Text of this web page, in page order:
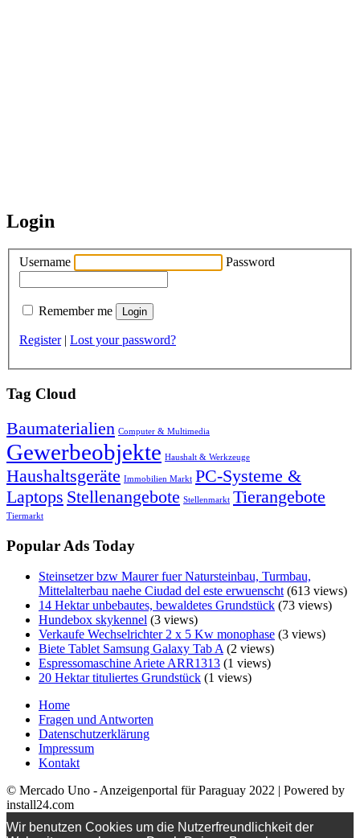
Login
Username Password
Remember me
Register| Lost your password?
Tag Cloud
Baumaterialien Computer & Multimedia
Gewerbeobjekte Haushalt & Werkzeuge
Haushaltsgeräte Immobilien Markt PC-Systeme &
Laptops Stellenangebote Stellenmarkt Tierangebote
Tiermarkt
Popular Ads Today
Steinsetzer bzw Maurer fuer Natursteinbau, Turmbau,
Mittelalterbau naehe Ciudad del este erwuenscht (613 views)
14 Hektar unbebautes, bewaldetes Grundstück (73 views)
Hundebox skykennel (3 views)
Verkaufe Wechselrichter 2 x 5 Kw monophase (3 views)
Biete Tablet Samsung Galaxy Tab A (2 views)
Espressomaschine Ariete ARR1313 (1 views)
20 Hektar tituliertes Grundstück (1 views)
Home
Fragen und Antworten
Datenschutzerklärung
Impressum
Kontakt
© Mercado Uno - Anzeigenportal für Paraguay 2022 | Powered by
install24.com
Wir benutzen Cookies um die Nutzerfreundlichkeit der